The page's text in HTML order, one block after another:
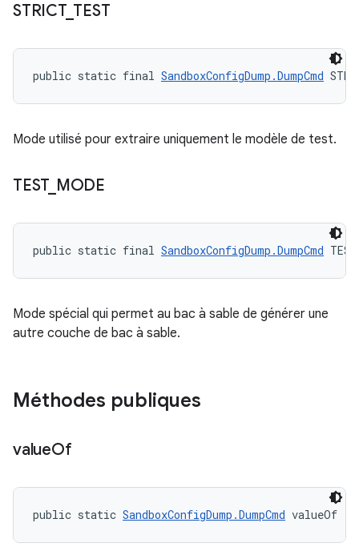
STRICT_ TEST
public static final SandboxConfigDump.DumpCmd
Mode utilisé pour extraire uniquement le modèle de test.
TEST_ MODE
public static final SandboxConfigDump.DumpCmd
Mode spécial qui permet au bac à sable de générer une
autre couche de bac à sable.
Méthodes publiques
valueOf
public static SandboxConfigDump.DumpCmd valueOf